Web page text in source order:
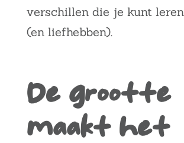
verschillen die je kunt
(en liefhebben).
De grootte
maakt het